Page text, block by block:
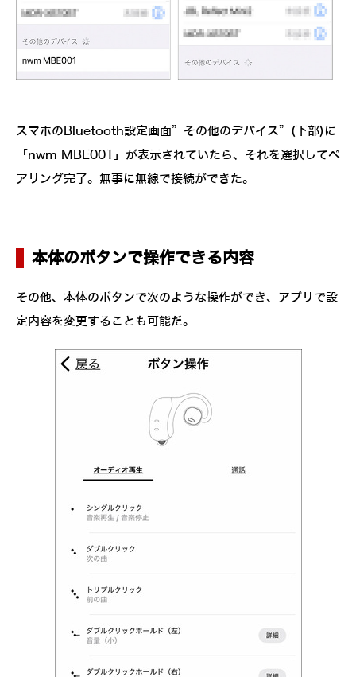
スマホのBluetooth設定画面”その他のデバイス”(下部)に
「nwm MBE001」が表示されていたら、それを選択してペ
アリング完了。無事に無線で接続ができた。
本体のボタンで操作できる内容
その他、本体のボタンで次のような操作ができ、アプリで設
定内容を変更することも可能だ。